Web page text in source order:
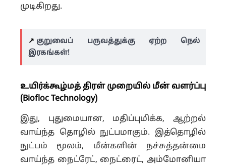
முடிகிறது.
↗️ குறுவைப் பருவத்துக்கு ஏற்ற நெல்
இரகங்கள்!
உயிர்க்கூழ்மத் திரள் முறையில் மீன் வளர்ப்பு
(Biofloc Technology)
இது, புதுமையான, மதிப்புமிக்க, ஆற்றல்
வாய்ந்த தொழில் நுட்பமாகும். இத்தொழில்
நுட்பம் மூலம், மீன்களின் நச்சுத்தன்மை
வாய்ந்த நைட்ரேட், நைட்ரைட், அம்மோனியா